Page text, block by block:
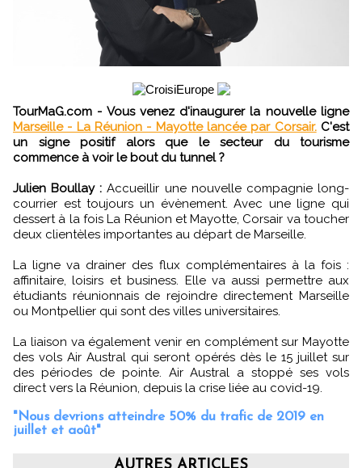
TourMaG.com - Vous venez d'inaugurer la nouvelle ligne
Marseille - La Réunion - Mayotte lancée par Corsair. C'est
un signe positif alors que le secteur du tourisme
commence à voir le bout du tunnel ?
Julien Boullay : Accueillir une nouvelle compagnie long-
courrier est toujours un évènement. Avec une ligne qui
dessert à la fois La Réunion et Mayotte, Corsair va toucher
deux clientèles importantes au départ de Marseille.
La ligne va drainer des flux complémentaires à la fois :
affinitaire, loisirs et business. Elle va aussi permettre aux
étudiants réunionnais de rejoindre directement Marseille
ou Montpellier qui sont des villes universitaires.
La liaison va également venir en complément sur Mayotte
des vols Air Austral qui seront opérés dès le 15 juillet sur
des périodes de pointe. Air Austral a stoppé ses vols
direct vers la Réunion, depuis la crise liée au covid-19.
"Nous devrions atteindre 50% du trafic de 2019 en
juillet et août"
AUTRES ARTICLES